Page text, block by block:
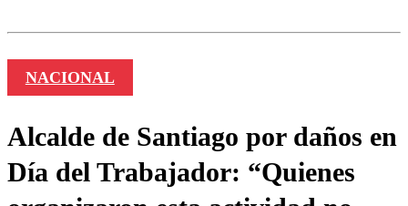
NACIONAL
Alcalde de Santiago por daños en
Día del Trabajador: “Quienes